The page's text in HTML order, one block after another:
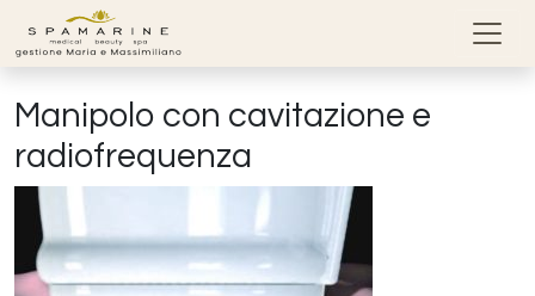
Skip to content
Manipolo con cavitazione e
radiofrequenza